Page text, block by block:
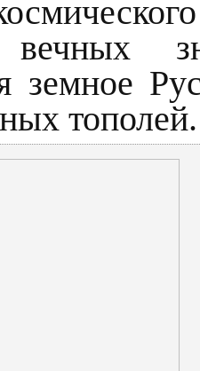
вечных
земное
тополей.